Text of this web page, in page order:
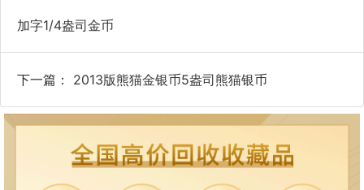
加字1/4盎司金币
下一篇： 2013版熊猫金银币5盎司熊猫银币